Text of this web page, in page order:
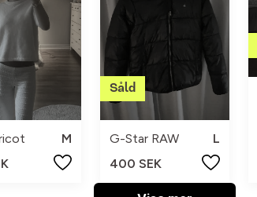
M
G-Star RAW
L
400 SEK